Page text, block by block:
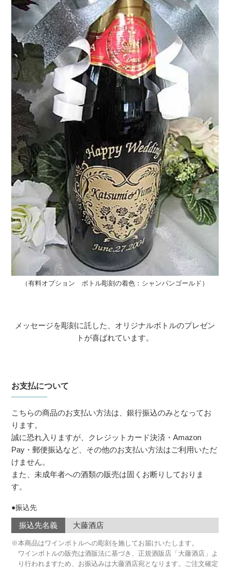
（有料オプション ボトル彫刻の着色：シャンパンゴールド）
メッセージを彫刻に託した、オリジナルボトルのプレゼン
トが喜ばれています。
お支払について
こちらの商品のお支払い方法は、銀行振込のみとなってお
ります。
誠に恐れ入りますが、クレジットカード決済・Amazon
Pay・郵便振込など、その他のお支払い方法はご利用いただ
けません。
また、未成年者への酒類の販売は固くお断りしておりま
す。
●振込先
振込先名義 大藤酒店
※本商品はワインボトルへの彫刻を施してお届けいたします。
ワインボトルの販売は酒販法に基づき、正規酒販店「大藤酒店」よ
り行われますため、お振込みは大藤酒店宛となります。ご注文確定